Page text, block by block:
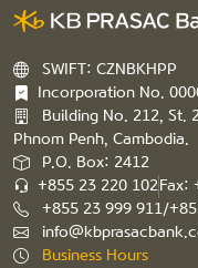
SWIFT: CZNBKHPP
Incorporation No.
Building No. 212, St.
Phnom Penh, Cambodia.
P.O. Box: 2412
+855 23 220 102Fax:
+855 23 999 911/
Business Hours